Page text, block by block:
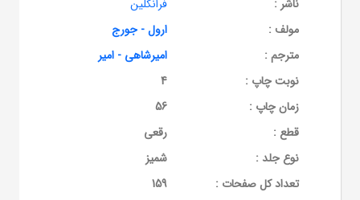
ناشر :
فرانکلین
مولف :
ارول - جورج
مترجم :
امیرشاهی - امیر
نوبت چاپ :
4
زمان چاپ :
56
قطع :
رقعی
نوع جلد :
شمیز
تعداد کل صفحات :
159